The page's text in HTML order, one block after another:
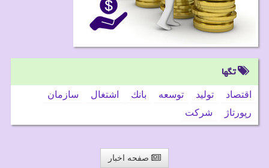
تگها
اقتصاد تولید توسعه بانك اشتغال
سازمان
رپورتاژ
شركت
صفحه اخبار